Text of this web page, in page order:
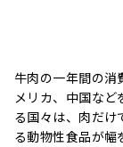
牛肉の一年間の消
メリカ、中国など
る国々は、肉だけ
る動物性食品が幅